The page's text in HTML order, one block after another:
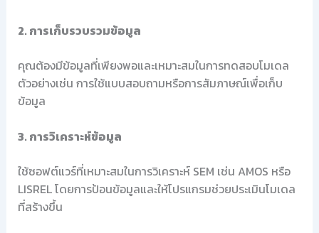
2. การเก็บรวบรวมข้อมูล
คุณต้องมีข้อมูลที่เพียงพอและเหมาะสมในการทดสอบโมเดล
ตัวอย่างเช่น การใช้แบบสอบถามหรือการสัมภาษณ์เพื่อเก็บ
ข้อมูล
3. การวิเคราะห์ข้อมูล
ใช้ซอฟต์แวร์ที่เหมาะสมในการวิเคราะห์ SEM เช่น AMOS หรือ
LISREL โดยการป้อนข้อมูลและให้โปรแกรมช่วยประเมินโมเดล
ที่สร้างขึ้น